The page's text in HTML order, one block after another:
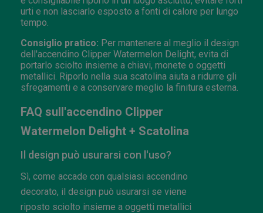
urti e non lasciarlo esposto a fonti di calore per lungo
tempo.
Consiglio pratico: Per mantenere al meglio il design
dell'accendino Clipper Watermelon Delight, evita di
portarlo sciolto insieme a chiavi, monete o oggetti
metallici. Riporlo nella sua scatolina aiuta a ridurre gli
sfregamenti e a conservare meglio la finitura esterna.
FAQ sull'accendino Clipper
Watermelon Delight + Scatolina
Il design può usurarsi con l'uso?
Sì, come accade con qualsiasi accendino
decorato, il design può usurarsi se viene
riposto sciolto insieme a oggetti metallici